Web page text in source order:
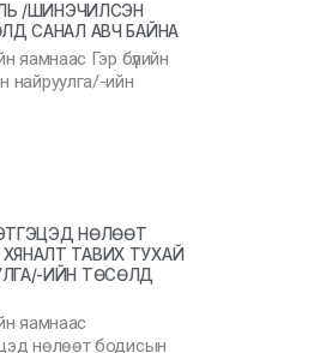
/ШИНЭЧИЛСЭН
САНАЛ АВЧ БАЙНА
яамнаас Гэр бүлийн
найруулга/-ийн
НӨЛӨӨТ
ТАВИХ ТУХАЙ
ИЙН ТӨСӨЛД
яамнаас
нөлөөт бодисын